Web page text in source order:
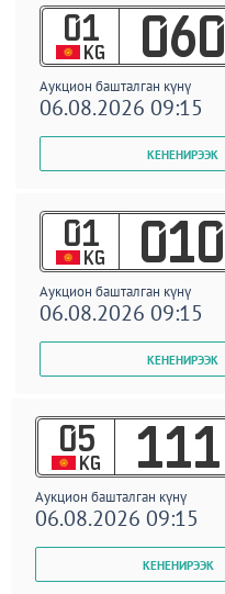
01
KG 060
Аукцион башталган күнү
06.08.2026 09:15
01
KG 010
Аукцион башталган күнү
06.08.2026 09:15
05
KG 111
Аукцион башталган күнү
06.08.2026 09:15